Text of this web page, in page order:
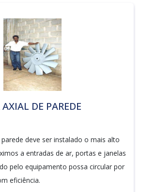
DE PAREDE
deve ser instalado o mais alto
a entradas de ar, portas e janelas
pelo equipamento possa circular por
eficiência.